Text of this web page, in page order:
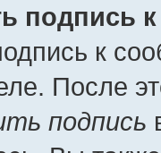
подпись
к
После
подпись